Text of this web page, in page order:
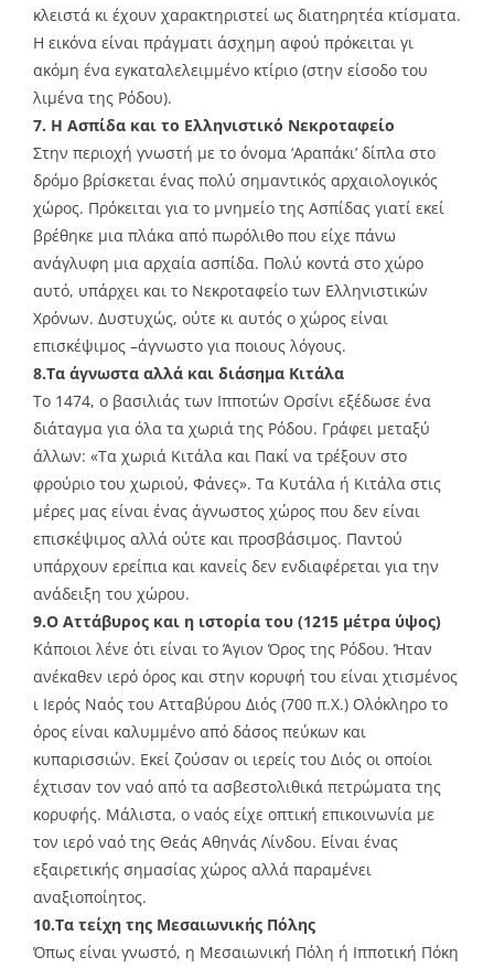
κλειστά κι έχουν χαρακτηριστεί ως διατηρητέα κτίσματα.
Η εικόνα είναι πράγματι άσχημη αφού πρόκειται γι
ακόμη ένα εγκαταλελειμμένο κτίριο (στην είσοδο του
λιμένα της Ρόδου).
7. Η Ασπίδα και το Ελληνιστικό Νεκροταφείο
Στην περιοχή γνωστή με το όνομα ‘Αραπάκι’ δίπλα στο
δρόμο βρίσκεται ένας πολύ σημαντικός αρχαιολογικός
χώρος. Πρόκειται για το μνημείο της Ασπίδας γιατί εκεί
βρέθηκε μια πλάκα από πωρόλιθο που είχε πάνω
ανάγλυφη μια αρχαία ασπίδα. Πολύ κοντά στο χώρο
αυτό, υπάρχει και το Νεκροταφείο των Ελληνιστικών
Χρόνων. Δυστυχώς, ούτε κι αυτός ο χώρος είναι
επισκέψιμος –άγνωστο για ποιους λόγους.
8.Τα άγνωστα αλλά και διάσημα Κιτάλα
Το 1474, ο βασιλιάς των Ιπποτών Ορσίνι εξέδωσε ένα
διάταγμα για όλα τα χωριά της Ρόδου. Γράφει μεταξύ
άλλων: «Τα χωριά Κιτάλα και Πακί να τρέξουν στο
φρούριο του χωριού, Φάνες». Τα Κυτάλα ή Κιτάλα στις
μέρες μας είναι ένας άγνωστος χώρος που δεν είναι
επισκέψιμος αλλά ούτε και προσβάσιμος. Παντού
υπάρχουν ερείπια και κανείς δεν ενδιαφέρεται για την
ανάδειξη του χώρου.
9.Ο Αττάβυρος και η ιστορία του (1215 μέτρα ύψος)
Κάποιοι λένε ότι είναι το Άγιον Όρος της Ρόδου. Ήταν
ανέκαθεν ιερό όρος και στην κορυφή του είναι χτισμένος
ι Ιερός Ναός του Ατταβύρου Διός (700 π.Χ.) Ολόκληρο το
όρος είναι καλυμμένο από δάσος πεύκων και
κυπαρισσιών. Εκεί ζούσαν οι ιερείς του Διός οι οποίοι
έχτισαν τον ναό από τα ασβεστολιθικά πετρώματα της
κορυφής. Μάλιστα, ο ναός είχε οπτική επικοινωνία με
τον ιερό ναό της Θεάς Αθηνάς Λίνδου. Είναι ένας
εξαιρετικής σημασίας χώρος αλλά παραμένει
αναξιοποίητος.
10.Τα τείχη της Μεσαιωνικής Πόλης
Όπως είναι γνωστό, η Μεσαιωνική Πόλη ή Ιπποτική Πόκη